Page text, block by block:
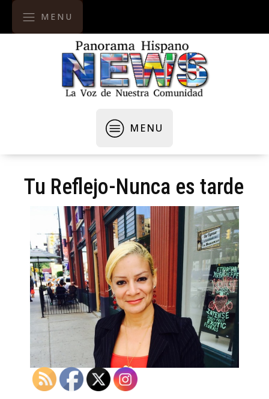
MENU
MENU
Tu Reflejo-Nunca es tarde